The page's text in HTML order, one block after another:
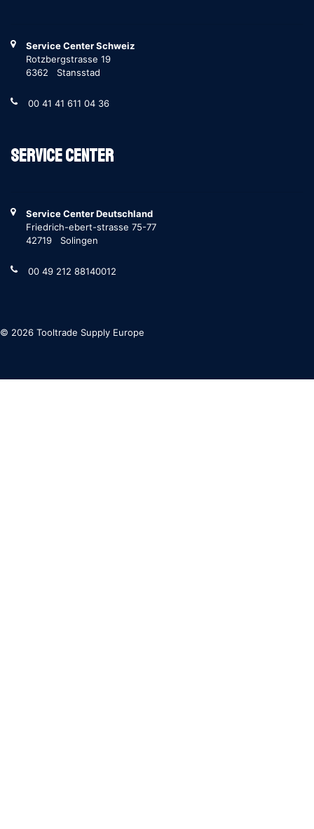
Service Center Schweiz
Rotzbergstrasse 19
6362 Stansstad
00 41 41 611 04 36
Service Center
Service Center Deutschland
Friedrich-ebert-strasse 75-77
42719 Solingen
00 49 212 88140012
© 2026 Tooltrade Supply Europe